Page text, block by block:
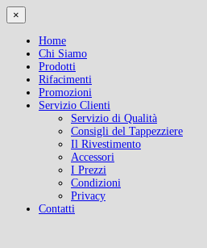
×
Home
Chi Siamo
Prodotti
Rifacimenti
Promozioni
Servizio Clienti
Servizio di Qualità
Consigli del Tappezziere
Il Rivestimento
Accessori
I Prezzi
Condizioni
Privacy
Contatti